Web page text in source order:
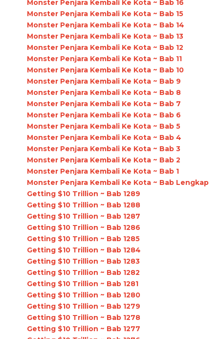
Monster Penjara Kembali Ke Kota ~ Bab 16
Monster Penjara Kembali Ke Kota ~ Bab 15
Monster Penjara Kembali Ke Kota ~ Bab 14
Monster Penjara Kembali Ke Kota ~ Bab 13
Monster Penjara Kembali Ke Kota ~ Bab 12
Monster Penjara Kembali Ke Kota ~ Bab 11
Monster Penjara Kembali Ke Kota ~ Bab 10
Monster Penjara Kembali Ke Kota ~ Bab 9
Monster Penjara Kembali Ke Kota ~ Bab 8
Monster Penjara Kembali Ke Kota ~ Bab 7
Monster Penjara Kembali Ke Kota ~ Bab 6
Monster Penjara Kembali Ke Kota ~ Bab 5
Monster Penjara Kembali Ke Kota ~ Bab 4
Monster Penjara Kembali Ke Kota ~ Bab 3
Monster Penjara Kembali Ke Kota ~ Bab 2
Monster Penjara Kembali Ke Kota ~ Bab 1
Monster Penjara Kembali Ke Kota ~ Bab Lengkap
Getting $10 Trillion ~ Bab 1289
Getting $10 Trillion ~ Bab 1288
Getting $10 Trillion ~ Bab 1287
Getting $10 Trillion ~ Bab 1286
Getting $10 Trillion ~ Bab 1285
Getting $10 Trillion ~ Bab 1284
Getting $10 Trillion ~ Bab 1283
Getting $10 Trillion ~ Bab 1282
Getting $10 Trillion ~ Bab 1281
Getting $10 Trillion ~ Bab 1280
Getting $10 Trillion ~ Bab 1279
Getting $10 Trillion ~ Bab 1278
Getting $10 Trillion ~ Bab 1277